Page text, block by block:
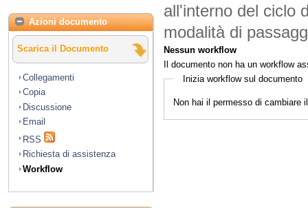
Azioni documento
Scarica il Documento
Collegamenti
Copia
Discussione
Email
RSS
Richiesta di assistenza
Workflow
all'interno del ciclo
modalità di
Nessun workflow
Il documento non ha un workflow
Inizia workflow sul documento
Non hai il permesso di cambiare